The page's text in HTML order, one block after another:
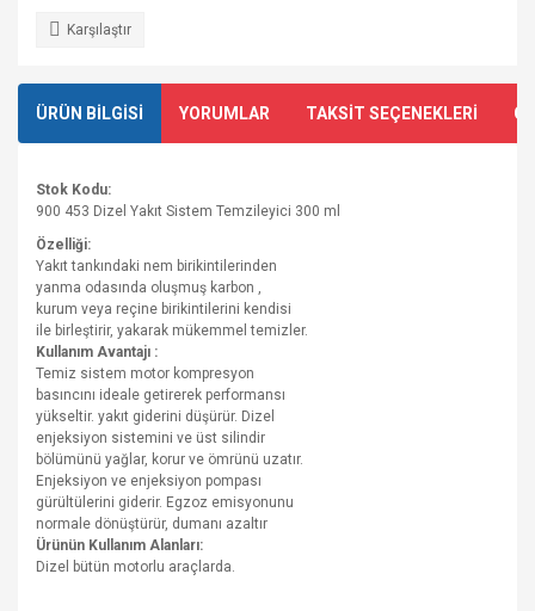
Karşılaştır
ÜRÜN BİLGİSİ YORUMLAR TAKSİT SEÇENEKLERİ
Stok Kodu:
900 453 Dizel Yakıt Sistem Temzileyici 300 ml
Özelliği:
Yakıt tankındaki nem birikintilerinden
yanma odasında oluşmuş karbon ,
kurum veya reçine birikintilerini kendisi
ile birleştirir, yakarak mükemmel temizler.
Kullanım Avantajı :
Temiz sistem motor kompresyon
basıncını ideale getirerek performansı
yükseltir. yakıt giderini düşürür. Dizel
enjeksiyon sistemini ve üst silindir
bölümünü yağlar, korur ve ömrünü uzatır.
Enjeksiyon ve enjeksiyon pompası
gürültülerini giderir. Egzoz emisyonunu
normale dönüştürür, dumanı azaltır
Ürünün Kullanım Alanları:
Dizel bütün motorlu araçlarda.